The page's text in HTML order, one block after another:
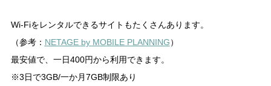
Wi-Fiをレンタルできるサイトもたくさんあります。
（参考： NETAGE by MOBILE PLANNING）
最安値で、一日400円から利用できます。
※3日で3GB/一か月7GB制限あり